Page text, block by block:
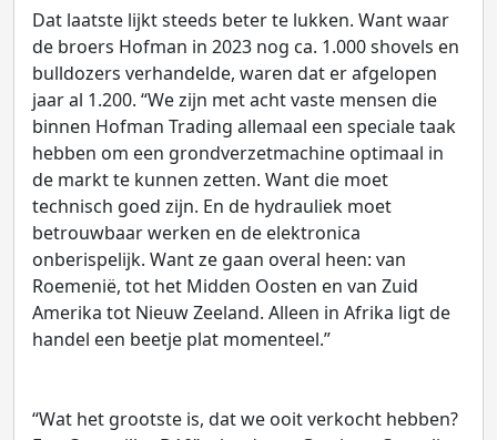
Dat laatste lijkt steeds beter te lukken. Want waar
de broers Hofman in 2023 nog ca. 1.000 shovels en
bulldozers verhandelde, waren dat er afgelopen
jaar al 1.200. “We zijn met acht vaste mensen die
binnen Hofman Trading allemaal een speciale taak
hebben om een grondverzetmachine optimaal in
de markt te kunnen zetten. Want die moet
technisch goed zijn. En de hydrauliek moet
betrouwbaar werken en de elektronica
onberispelijk. Want ze gaan overal heen: van
Roemenië, tot het Midden Oosten en van Zuid
Amerika tot Nieuw Zeeland. Alleen in Afrika ligt de
handel een beetje plat momenteel.”
“Wat het grootste is, dat we ooit verkocht hebben?